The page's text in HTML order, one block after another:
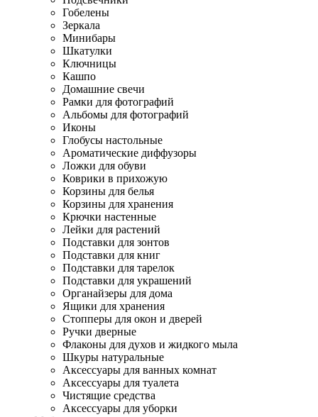
Гобелены
Зеркала
Минибары
Шкатулки
Ключницы
Кашпо
Домашние свечи
Рамки для фотографий
Альбомы для фотографий
Иконы
Глобусы настольные
Ароматические диффузоры
Ложки для обуви
Коврики в прихожую
Корзины для белья
Корзины для хранения
Крючки настенные
Лейки для растений
Подставки для зонтов
Подставки для книг
Подставки для тарелок
Подставки для украшений
Органайзеры для дома
Ящики для хранения
Стопперы для окон и дверей
Ручки дверные
Флаконы для духов и жидкого мыла
Шкуры натуральные
Аксессуары для ванных комнат
Аксессуары для туалета
Чистящие средства
Аксессуары для уборки